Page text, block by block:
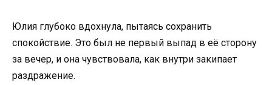
Юлия глубоко вдохнула, пытаясь сохранить
спокойствие. Это был не первый выпад в её сторону
за вечер, и она чувствовала, как внутри закипает
раздражение.